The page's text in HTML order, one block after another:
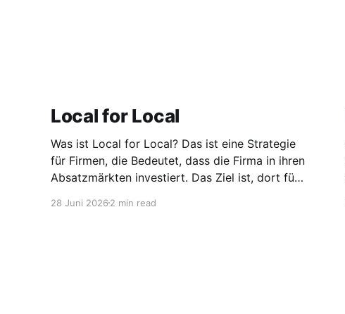
Local for Local
Was ist Local for Local? Das ist eine Strategie
für Firmen, die Bedeutet, dass die Firma in ihren
Absatzmärkten investiert. Das Ziel ist, dort für
entwickeln. Diese Strategie ist von Toyota
28 Juni 2026 2 min read